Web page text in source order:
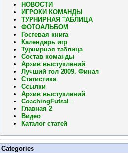
НОВОСТИ
ИГРОКИ КОМАНДЫ
ТУРНИРНАЯ ТАБЛИЦА
ФОТОАЛЬБОМ
Гостевая книга
Календарь игр
Турнирная таблица
Состав команды
Архив выступлений
Лучший гол 2009. Финал
Статистика
Ссылки
Архив выступлений
CoachingFutsal -
Главная 2
Видео
Каталог статей
Categories